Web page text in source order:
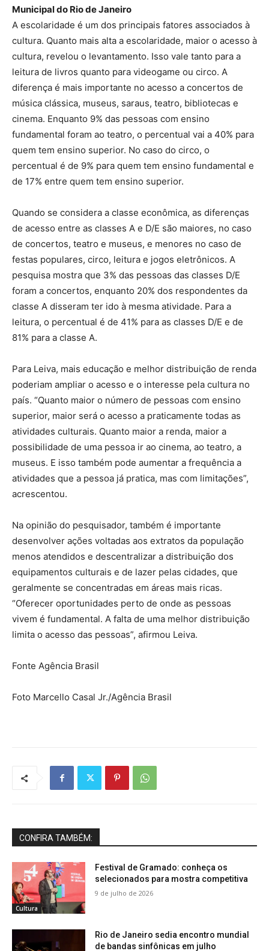
Municipal do Rio de Janeiro
A escolaridade é um dos principais fatores associados à
cultura. Quanto mais alta a escolaridade, maior o acesso à
cultura, revelou o levantamento. Isso vale tanto para a
leitura de livros quanto para videogame ou circo. A
diferença é mais importante no acesso a concertos de
música clássica, museus, saraus, teatro, bibliotecas e
cinema. Enquanto 9% das pessoas com ensino
fundamental foram ao teatro, o percentual vai a 40% para
quem tem ensino superior. No caso do circo, o
percentual é de 9% para quem tem ensino fundamental e
de 17% entre quem tem ensino superior.
Quando se considera a classe econômica, as diferenças
de acesso entre as classes A e D/E são maiores, no caso
de concertos, teatro e museus, e menores no caso de
festas populares, circo, leitura e jogos eletrônicos. A
pesquisa mostra que 3% das pessoas das classes D/E
foram a concertos, enquanto 20% dos respondentes da
classe A disseram ter ido à mesma atividade. Para a
leitura, o percentual é de 41% para as classes D/E e de
81% para a classe A.
Para Leiva, mais educação e melhor distribuição de renda
poderiam ampliar o acesso e o interesse pela cultura no
país. “Quanto maior o número de pessoas com ensino
superior, maior será o acesso a praticamente todas as
atividades culturais. Quanto maior a renda, maior a
possibilidade de uma pessoa ir ao cinema, ao teatro, a
museus. E isso também pode aumentar a frequência a
atividades que a pessoa já pratica, mas com limitações”,
acrescentou.
Na opinião do pesquisador, também é importante
desenvolver ações voltadas aos extratos da população
menos atendidos e descentralizar a distribuição dos
equipamentos culturais e de lazer pelas cidades, que
geralmente se concentradas em áreas mais ricas.
“Oferecer oportunidades perto de onde as pessoas
vivem é fundamental. A falta de uma melhor distribuição
limita o acesso das pessoas”, afirmou Leiva.
Fonte Agência Brasil
Foto Marcello Casal Jr./Agência Brasil
CONFIRA TAMBÉM:
Cultura
Festival de Gramado: conheça os
selecionados para mostra competitiva
9 de julho de 2026
Rio de Janeiro sedia encontro mundial
de bandas sinfônicas em julho